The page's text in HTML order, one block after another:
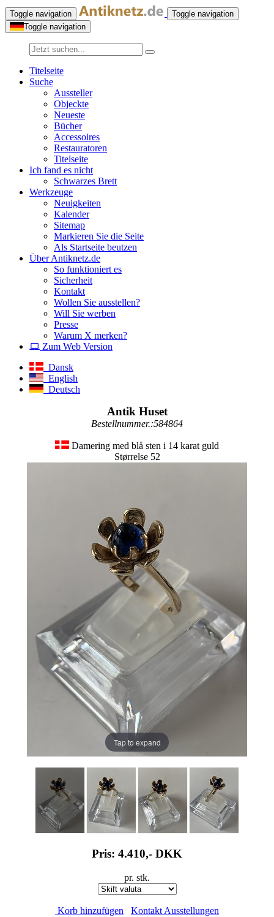
Toggle navigation
Toggle navigation
Toggle navigation
Titelseite
Suche
Aussteller
Objeckte
Neueste
Bücher
Accessoires
Restauratoren
Titelseite
Ich fand es nicht
Schwarzes Brett
Werkzeuge
Neuigkeiten
Kalender
Sitemap
Markieren Sie die Seite
Als Startseite beutzen
Über Antiknetz.de
So funktioniert es
Sicherheit
Kontakt
Wollen Sie ausstellen?
Will Sie werben
Presse
Warum X merken?
Zum Web Version
Dansk
English
Deutsch
Antik Huset
Bestellnummer.:584864
Damering med blå sten i 14 karat guld
Størrelse 52
Tap to expand
Pris: 4.410,- DKK
pr. stk.
Korb hinzufügen Kontakt Ausstellungen